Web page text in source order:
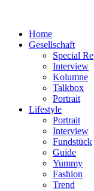
Home
Gesellschaft
Special
Interview
Kolumne
Talkbox
Portrait
Lifestyle
Portrait
Interview
Fundstück
Guide
Yummy
Fashion
Trend